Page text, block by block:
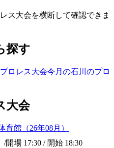
ス大会を横断して確認できま
探す
ロレス大会今月の石川のプロ
大会
育館（26年08月）
/開場 17:30 / 開始 18:30